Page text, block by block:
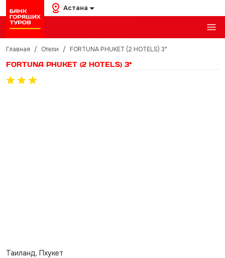
Астана
Главная / Отели / FORTUNA PHUKET (2 HOTELS) 3*
FORTUNA PHUKET (2 HOTELS) 3*
Таиланд, Пхукет